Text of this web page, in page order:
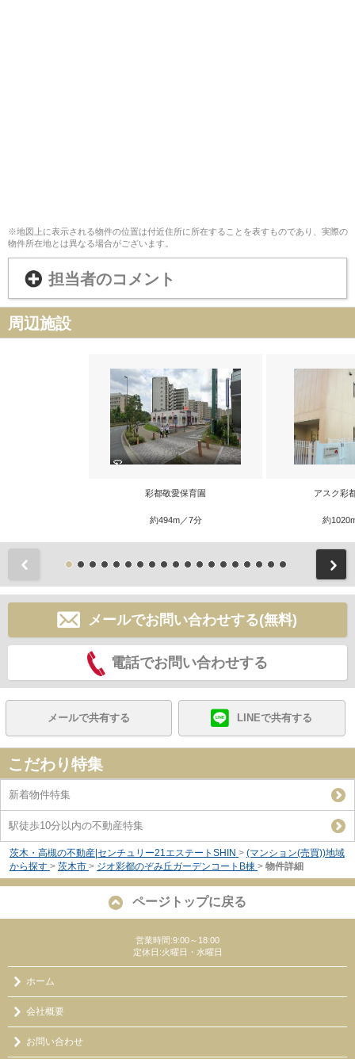
※地図上に表示される物件の位置は付近住所に所在することを表すものであり、実際の
物件所在地とは異なる場合がございます。
担当者のコメント
周辺施設
彩都敬愛保育園
約494m／7分
アスク彩
約
メールでお問い合わせする(無料)
電話でお問い合わせする
メールで共有する LINEで共有する
こだわり特集
新着物件特集
駅徒歩10分以内の不動産特集
茨木・高槻の不動産|センチュリー21エステートSHIN > (マンション(売買))地域
から探す > 茨木市 > ジオ彩都のぞみ丘ガーデンコートB棟 > 物件詳細
ページトップに戻る
営業時間:9:00～18:00
定休日:火曜日・水曜日
ホーム
会社概要
お問い合わせ